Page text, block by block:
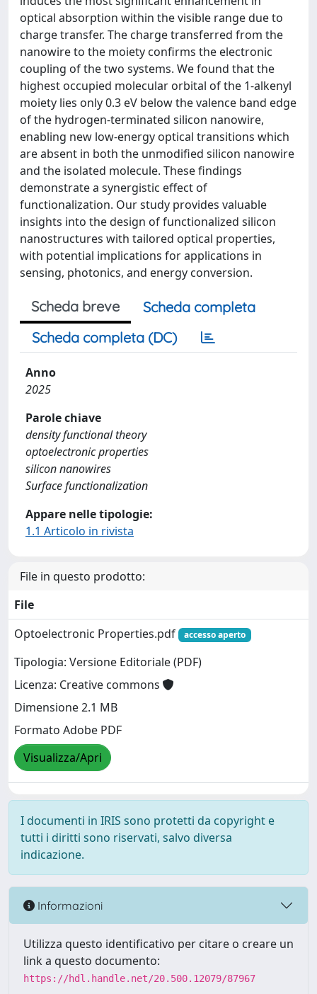
optical absorption within the visible range due to
charge transfer. The charge transferred from the
nanowire to the moiety confirms the electronic
coupling of the two systems. We found that the
highest occupied molecular orbital of the 1-alkenyl
moiety lies only 0.3 eV below the valence band edge
of the hydrogen-terminated silicon nanowire,
enabling new low-energy optical transitions which
are absent in both the unmodified silicon nanowire
and the isolated molecule. These findings
demonstrate a synergistic effect of
functionalization. Our study provides valuable
insights into the design of functionalized silicon
nanostructures with tailored optical properties,
with potential implications for applications in
sensing, photonics, and energy conversion.
Scheda breve
Scheda completa
Scheda completa (DC)
Anno
2025
Parole chiave
density functional theory
optoelectronic properties
silicon nanowires
Surface functionalization
Appare nelle tipologie:
1.1 Articolo in rivista
File in questo prodotto:
File
Optoelectronic Properties.pdf
accesso aperto
Tipologia: Versione Editoriale (PDF)
Licenza: Creative commons
Dimensione 2.1 MB
Formato Adobe PDF
Visualizza/Apri
I documenti in IRIS sono protetti da copyright e
tutti i diritti sono riservati, salvo diversa
indicazione.
Informazioni
Utilizza questo identificativo per citare o creare un
link a questo documento:
https://hdl.handle.net/20.500.12079/87967